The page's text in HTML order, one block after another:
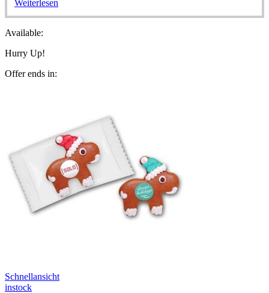
Weiterlesen
Available:
Hurry Up!
Offer ends in:
Schnellansicht
instock